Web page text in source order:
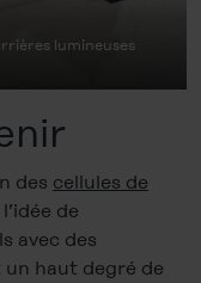
lumineuses
des cellules de
de
avec des
haut degré de